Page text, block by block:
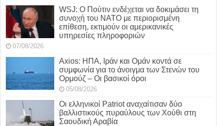
WSJ: Ο Πούτιν ενδέχεται να δοκιμάσει τη
συνοχή του ΝΑΤΟ με περιορισμένη
επίθεση, εκτιμούν οι αμερικανικές
υπηρεσίες πληροφοριών
07/08/2026
Axios: ΗΠΑ, Ιράν και Ομάν κοντά σε
συμφωνία για το άνοιγμα των Στενών του
Ορμούζ – Οι βασικοί όροι
05/08/2026
Οι ελληνικοί Patriot αναχαίτισαν δύο
βαλλιστικούς πυραύλους των Χούθι στη
Σαουδική Αραβία